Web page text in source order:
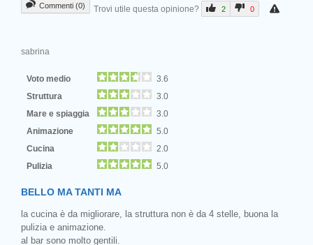
Commenti (0) Trovi utile questa opinione? 2 0
sabrina
Voto medio
3.6
Struttura
3.0
Mare e spiaggia
3.0
Animazione
5.0
Cucina
2.0
Pulizia
5.0
BELLO MA TANTI MA
la cucina è da migliorare, la struttura non è da 4 stelle, buona la
pulizia e animazione.
al bar sono molto gentili.